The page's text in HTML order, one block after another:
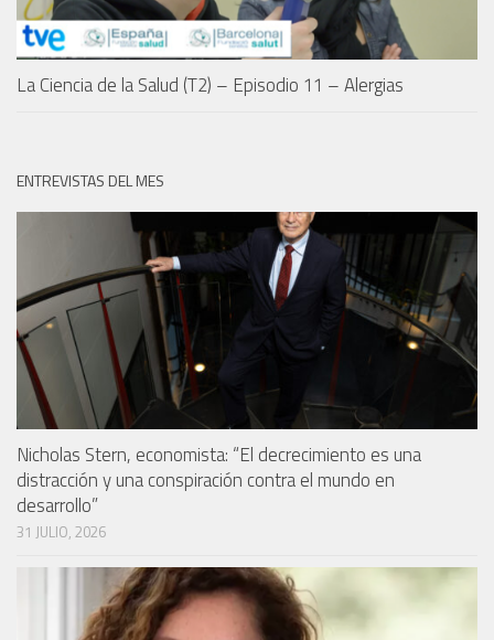
La Ciencia de la Salud (T2) – Episodio 11 – Alergias
ENTREVISTAS DEL MES
Nicholas Stern, economista: “El decrecimiento es una
distracción y una conspiración contra el mundo en
desarrollo”
31 JULIO, 2026